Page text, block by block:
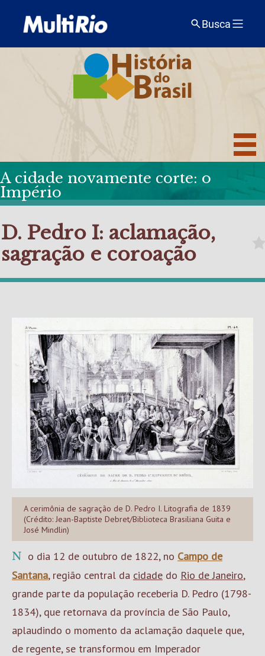
Busca
A cidade novamente corte: o
Império
D. Pedro I: aclamação,
sagração e coroação
A cerimônia de sagração de D. Pedro I. Litografia de 1839
(Crédito: Jean-Baptiste Debret/Biblioteca Brasiliana Guita e
José Mindlin)
No dia 12 de outubro de 1822, no Campo de
Santana, região central da cidade do Rio de Janeiro,
grande parte da população receberia D. Pedro (1798-
1834), que retornava da província de São Paulo,
aplaudindo o momento da aclamação daquele que,
de regente, se transformou em Imperador